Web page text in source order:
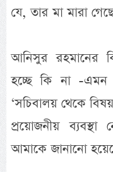
যে, তার মা মারা
আনিসুর রহমানের
হচ্ছে কি না -এমন
‘সচিবালয় থেকে
প্রয়োজনীয় ব্যবস্থা
আমাকে জানানো